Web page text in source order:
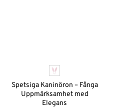
Spetsiga Kaninöron – Fånga
Uppmärksamhet med
Elegans